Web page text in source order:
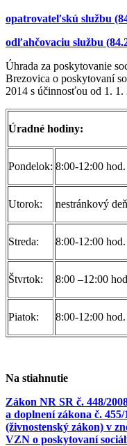
opatrovateľskú službu
odľahčovaciu službu
Úhrada za poskytovanie
Brezovica o poskytovaní
2014 s účinnosťou od 1. 1.
Úradné hodiny:
Pondelok: 8:00-12:00 hod.
Utorok: nestránkový
Streda: 8:00-12:00 hod.
Štvrtok: 8:00 –12:00
Piatok: 8:00-12:00 hod.
Na stiahnutie
Zákon NR SR č. 448/
a doplnení zákona č.
(živnostenský zákon) v
VZN o poskytovaní